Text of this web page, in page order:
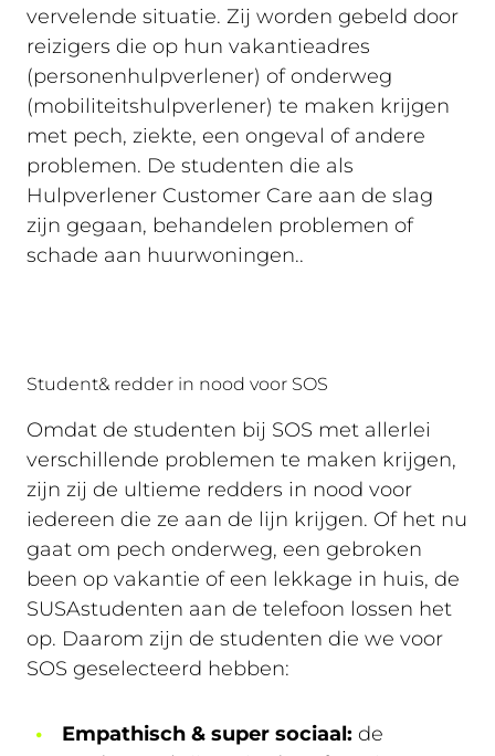
vervelende situatie. Zij worden gebeld door
reizigers die op hun vakantieadres
(personenhulpverlener) of onderweg
(mobiliteitshulpverlener) te maken krijgen
met pech, ziekte, een ongeval of andere
problemen. De studenten die als
Hulpverlener Customer Care aan de slag
zijn gegaan, behandelen problemen of
schade aan huurwoningen..
Student& redder in nood voor SOS
Omdat de studenten bij SOS met allerlei
verschillende problemen te maken krijgen,
zijn zij de ultieme redders in nood voor
iedereen die ze aan de lijn krijgen. Of het nu
gaat om pech onderweg, een gebroken
been op vakantie of een lekkage in huis, de
SUSAstudenten aan de telefoon lossen het
op. Daarom zijn de studenten die we voor
SOS geselecteerd hebben:
Empathisch & super sociaal: de